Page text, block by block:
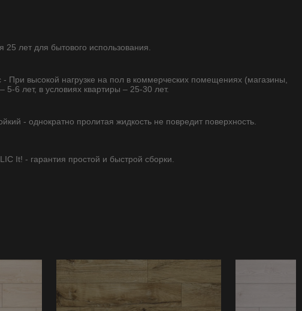
25 лет для бытового использования.
- При высокой нагрузке на пол в коммерческих помещениях (магазины,
5-6 лет, в условиях квартиры – 25-30 лет.
- однократно пролитая жидкость не повредит поверхность.
It! - гарантия простой и быстрой сборки.